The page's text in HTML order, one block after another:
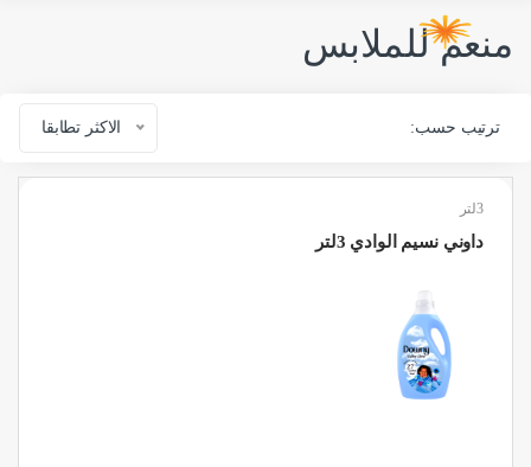
منعم للملابس
ترتيب حسب: الاكثر تطابقا
3لتر
داوني نسيم الوادي 3لتر